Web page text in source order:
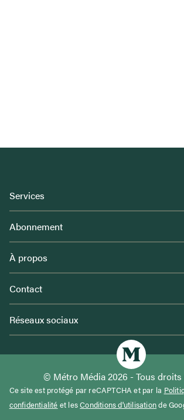
Services
Abonnement
À propos
Contact
Réseaux sociaux
© Métro Média 2026 - Tous droits
Ce site est protégé par reCAPTCHA et par la
confidentialité et lesConditions d'utilisationde